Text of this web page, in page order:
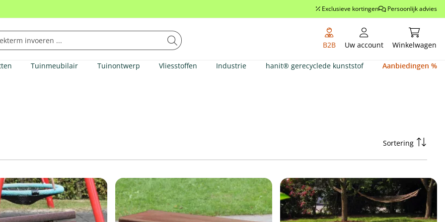
Exclusieve kortingen Persoonlijk advies
B2B Uw account Winkelwagen
Tuinmeubilair Tuinontwerp Vliesstoffen Industrie hanit® gerecyclede kunststof Aanbiedingen %
Sortering